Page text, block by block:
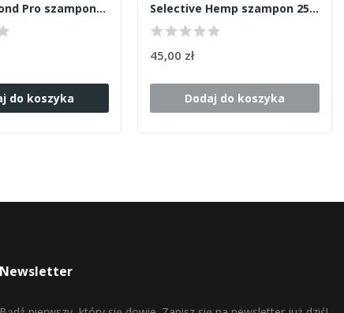
Goldwell Bond Pro szampon 250ml
do koszyka
Selective Hemp szampon 250ml
45,00 zł
Dodaj do koszyka
Newsletter